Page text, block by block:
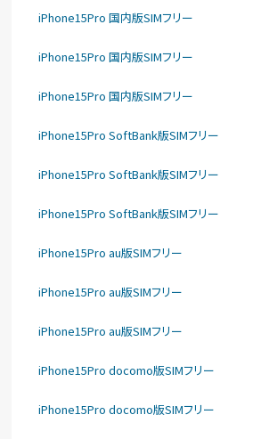
iPhone15Pro 国内版SIMフリー
iPhone15Pro 国内版SIMフリー
iPhone15Pro 国内版SIMフリー
iPhone15Pro SoftBank版SIMフリー
iPhone15Pro SoftBank版SIMフリー
iPhone15Pro SoftBank版SIMフリー
iPhone15Pro au版SIMフリー
iPhone15Pro au版SIMフリー
iPhone15Pro au版SIMフリー
iPhone15Pro docomo版SIMフリー
iPhone15Pro docomo版SIMフリー